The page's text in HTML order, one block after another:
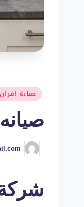
نُشر
في
صيانة افران
صيانه
تمّ
النشر